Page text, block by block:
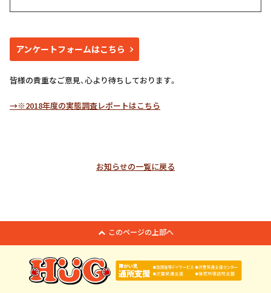
アンケートフォームはこちら
皆様の貴重なご意見、心より待ちしております。
→※2018年度の実態調査レポートはこちら
お知らせの一覧に戻る
このページの上部へ